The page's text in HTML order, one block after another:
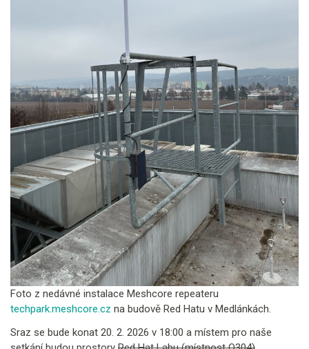
Foto z nedávné instalace Meshcore repeateru
techpark.meshcore.cz na budově Red Hatu v Medlánkách.
Sraz se bude konat 20. 2. 2026 v 18:00 a místem pro naše